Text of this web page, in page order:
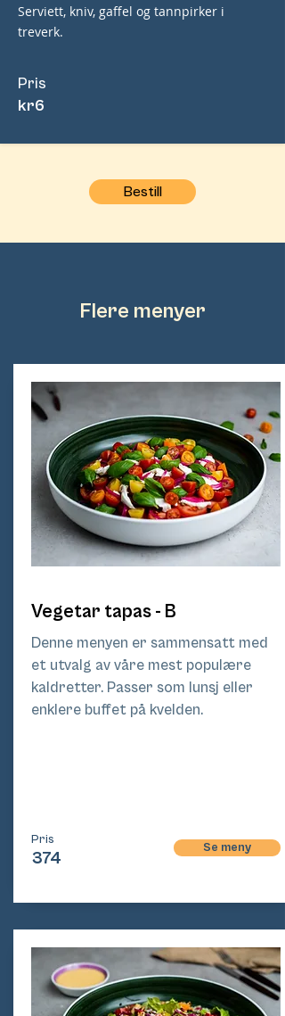
Serviett, kniv, gaffel og tannpirker i
treverk.
Pris
kr6
Bestill
Flere menyer
Vegetar tapas - B
Denne menyen er sammensatt med
et utvalg av våre mest populære
kaldretter. Passer som lunsj eller
enklere buffet på kvelden.
Pris
374
Se meny